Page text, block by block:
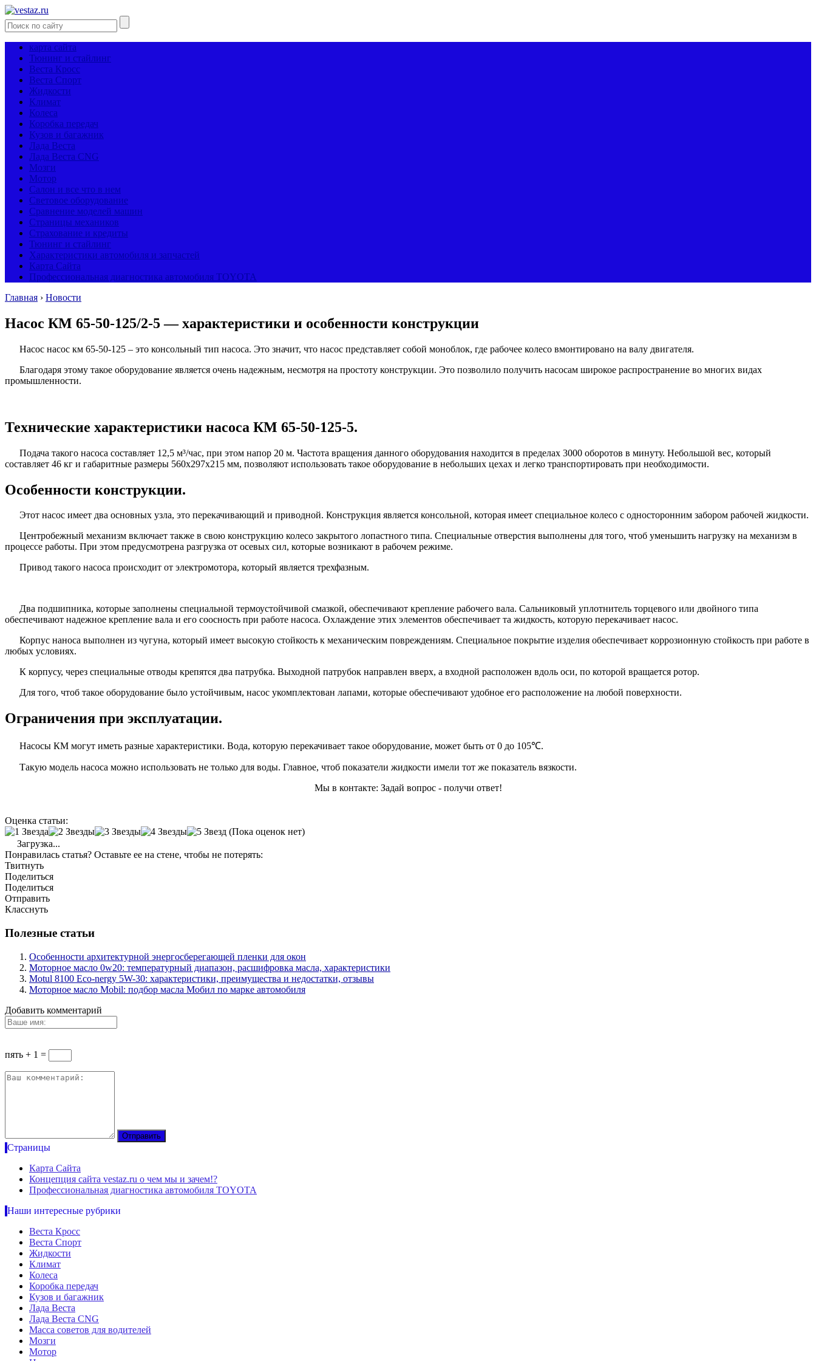
карта сайта
Тюнинг и стайлинг
Веста Кросс
Веста Спорт
Жидкости
Климат
Колеса
Коробка передач
Кузов и багажник
Лада Веста
Лада Веста CNG
Мозги
Мотор
Салон и все что в нем
Световое оборудование
Сравнение моделей машин
Страницы механиков
Страхование и кредиты
Тюнинг и стайлинг
Характеристики автомобиля и запчастей
Карта Сайта
Профессиональная диагностика автомобиля TOYOTA
Главная › Новости
Насос КМ 65-50-125/2-5 — характеристики и особенности конструкции
Насос насос км 65-50-125 – это консольный тип насоса. Это значит, что насос представляет собой моноблок, где рабочее колесо вмонтировано на валу двигателя.
Благодаря этому такое оборудование является очень надежным, несмотря на простоту конструкции. Это позволило получить насосам широкое распространение во многих видах
промышленности.
Технические характеристики насоса КМ 65-50-125-5.
Подача такого насоса составляет 12,5 м³/час, при этом напор 20 м. Частота вращения данного оборудования находится в пределах 3000 оборотов в минуту. Небольшой вес, который
составляет 46 кг и габаритные размеры 560х297х215 мм, позволяют использовать такое оборудование в небольших цехах и легко транспортировать при необходимости.
Особенности конструкции.
Этот насос имеет два основных узла, это перекачивающий и приводной. Конструкция является консольной, которая имеет специальное колесо с односторонним забором рабочей жидкости.
Центробежный механизм включает также в свою конструкцию колесо закрытого лопастного типа. Специальные отверстия выполнены для того, чтоб уменьшить нагрузку на механизм в
процессе работы. При этом предусмотрена разгрузка от осевых сил, которые возникают в рабочем режиме.
Привод такого насоса происходит от электромотора, который является трехфазным.
Два подшипника, которые заполнены специальной термоустойчивой смазкой, обеспечивают крепление рабочего вала. Сальниковый уплотнитель торцевого или двойного типа
обеспечивают надежное крепление вала и его соосность при работе насоса. Охлаждение этих элементов обеспечивает та жидкость, которую перекачивает насос.
Корпус наноса выполнен из чугуна, который имеет высокую стойкость к механическим повреждениям. Специальное покрытие изделия обеспечивает коррозионную стойкость при работе в
любых условиях.
К корпусу, через специальные отводы крепятся два патрубка. Выходной патрубок направлен вверх, а входной расположен вдоль оси, по которой вращается ротор.
Для того, чтоб такое оборудование было устойчивым, насос укомплектован лапами, которые обеспечивают удобное его расположение на любой поверхности.
Ограничения при эксплуатации.
Насосы КМ могут иметь разные характеристики. Вода, которую перекачивает такое оборудование, может быть от 0 до 105℃.
Такую модель насоса можно использовать не только для воды. Главное, чтоб показатели жидкости имели тот же показатель вязкости.
Мы в контакте: Задай вопрос - получи ответ!
Оценка статьи:
(Пока оценок нет)
Загрузка...
Понравилась статья? Оставьте ее на стене, чтобы не потерять:
Твитнуть
Поделиться
Поделиться
Отправить
Класснуть
Полезные статьи
Особенности архитектурной энергосберегающей пленки для окон
Моторное масло 0w20: температурный диапазон, расшифровка масла, характеристики
Motul 8100 Eco-nergy 5W-30: характеристики, преимущества и недостатки, отзывы
Моторное масло Mobil: подбор масла Мобил по марке автомобиля
Добавить комментарий
пять + 1 =
Страницы
Карта Сайта
Концепция сайта vestaz.ru о чем мы и зачем!?
Профессиональная диагностика автомобиля TOYOTA
Наши интересные рубрики
Веста Кросс
Веста Спорт
Жидкости
Климат
Колеса
Коробка передач
Кузов и багажник
Лада Веста
Лада Веста CNG
Масса советов для водителей
Мозги
Мотор